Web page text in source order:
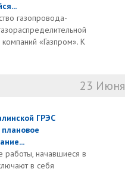
газопровода-
«Газпром». К
23 Июня
ГРЭС
работы, начавшиеся в
в себя